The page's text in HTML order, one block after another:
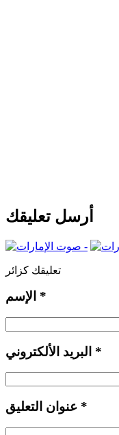
أرسل تعليقك
تعليقك كزائر
*
*
*